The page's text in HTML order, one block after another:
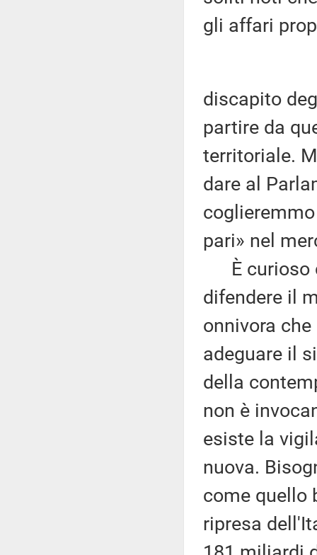
gli affari
discapito
partire da
territoriale.
dare al
pari» nel
È curioso
difendere il
onnivora
adeguare il
della
non è
esiste la
nuova.
come quello
ripresa